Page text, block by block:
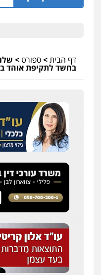
דף הבית>ספורט >
בחשד לתקיפת אוהד